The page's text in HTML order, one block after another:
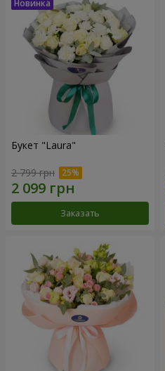
Букет "Laura"
2 799 грн
Заказать